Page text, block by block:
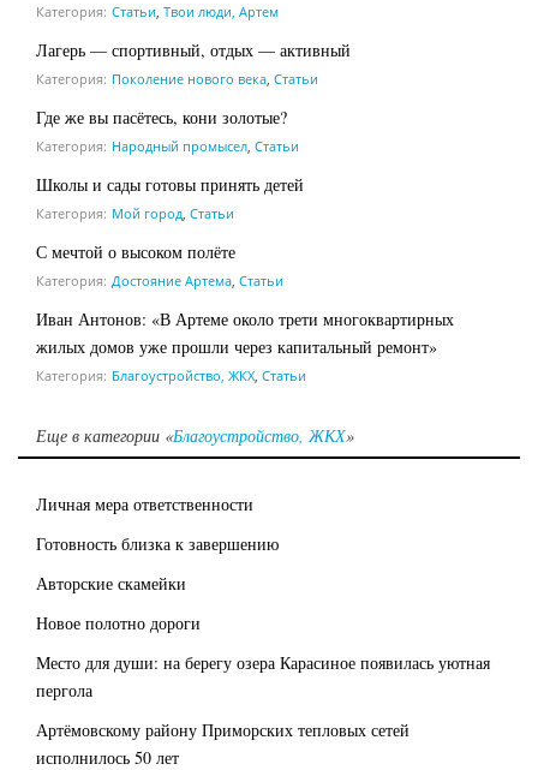
Категория: Статьи Твои люди, Артем
Лагерь — спортивный, отдых — активный
Категория: Поколение нового века Статьи
Где же вы пасётесь, кони золотые?
Категория: Народный промысел Статьи
Школы и сады готовы принять детей
Категория: Мой город Статьи
С мечтой о высоком полёте
Категория: Достояние Артема Статьи
Иван Антонов: «В Артеме около трети многоквартирных
жилых домов уже прошли через капитальный ремонт»
Категория: Благоустройство, ЖКХ Статьи
Еще в категории «Благоустройство, ЖКХ»
Личная мера ответственности
Готовность близка к завершению
Авторские скамейки
Новое полотно дороги
Место для души: на берегу озера Карасиное появилась уютная
пергола
Артёмовскому району Приморских тепловых сетей
исполнилось 50 лет